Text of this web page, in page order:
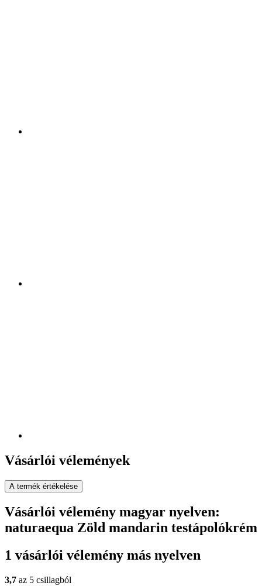
Vásárlói vélemények
A termék értékelése
Vásárlói vélemény magyar nyelven:
naturaequa Zöld mandarin testápolókrém
1 vásárlói vélemény más nyelven
3,7 az 5 csillagból